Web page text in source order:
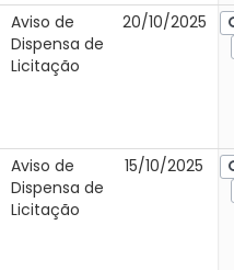
Aviso de
Dispensa de
Licitação
20/10/2025
Aviso de
Dispensa de
Licitação
15/10/2025